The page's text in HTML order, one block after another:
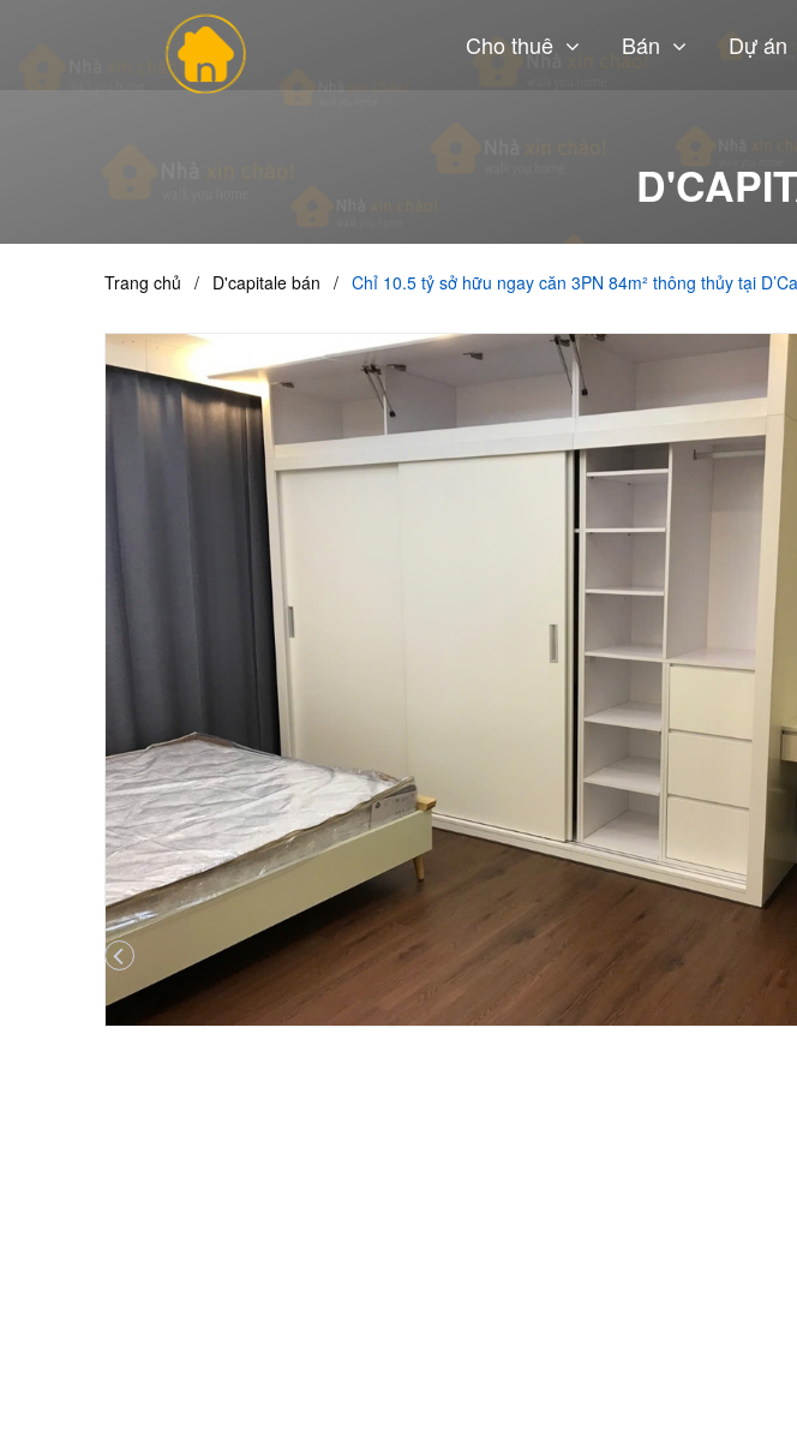
Cho thuê Bán Dự án
Trang chủ / D'capitale bán / Chỉ 10.5 tỷ sở hữu ngay căn 3PN 84m² thông thủy tại